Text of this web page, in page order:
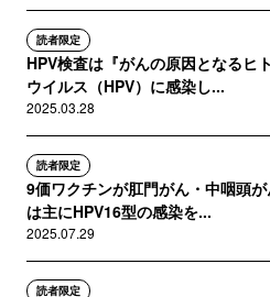
読者限定
HPV検査は『がんの原因となるヒ
ウイルス（HPV）に感染し...
2025.03.28
読者限定
9価ワクチンが肛門がん・中咽頭
は主にHPV16型の感染を...
2025.07.29
読者限定